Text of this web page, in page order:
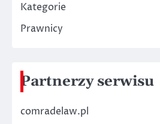
Kategorie
Prawnicy
Partnerzy serwisu
comradelaw.pl